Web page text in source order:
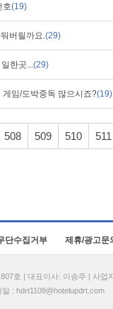
호(19)
버릴까요.(29)
한곳...(29)
게임/도박중독 많으시죠?(19)
508 509 510 511
단수집거부 제휴/광고문
호 | 대표이사: 이송주 | 사
일 : hdrt1109@hotelupdrt.com